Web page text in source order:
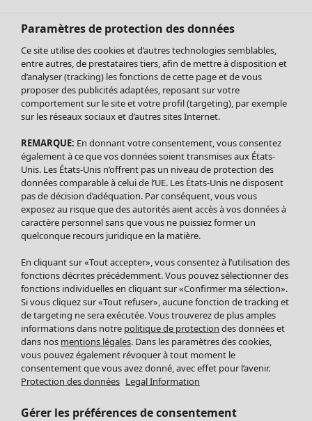
Soldes Vêtements
Tous les vêtements
Robes
Tuniques
Blouses
Tops
Gilets
Pantalon
Jupes
Leggings et collants
Accessoires
Chaussures
Vêtements de bain
Basics
Soldes Mobilier
Bonnes affaires déco
Décoration
Textiles
Tapis
Éponge
Paramètres de protection des données
Ce site utilise des cookies et d’autres technologies semblables,
entre autres, de prestataires tiers, afin de mettre à disposition et
d’analyser (tracking) les fonctions de cette page et de vous
proposer des publicités adaptées, reposant sur votre
comportement sur le site et votre profil (targeting), par exemple
sur les réseaux sociaux et d’autres sites Internet.
REMARQUE: En donnant votre consentement, vous consentez
également à ce que vos données soient transmises aux États-
Unis. Les États-Unis n’offrent pas un niveau de protection des
données comparable à celui de l’UE. Les États-Unis ne disposent
pas de décision d’adéquation. Par conséquent, vous vous
exposez au risque que des autorités aient accès à vos données à
caractère personnel sans que vous ne puissiez former un
quelconque recours juridique en la matière.
En cliquant sur «Tout accepter», vous consentez à l’utilisation des
fonctions décrites précédemment. Vous pouvez sélectionner des
fonctions individuelles en cliquant sur «Confirmer ma sélection».
Si vous cliquez sur «Tout refuser», aucune fonction de tracking et
de targeting ne sera exécutée. Vous trouverez de plus amples
informations dans notre politique de protection des données et
dans nos mentions légales. Dans les paramètres des cookies,
vous pouvez également révoquer à tout moment le
consentement que vous avez donné, avec effet pour l’avenir.
Protection des données Legal Information
Gérer les préférences de consentement